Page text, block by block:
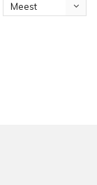
Meest